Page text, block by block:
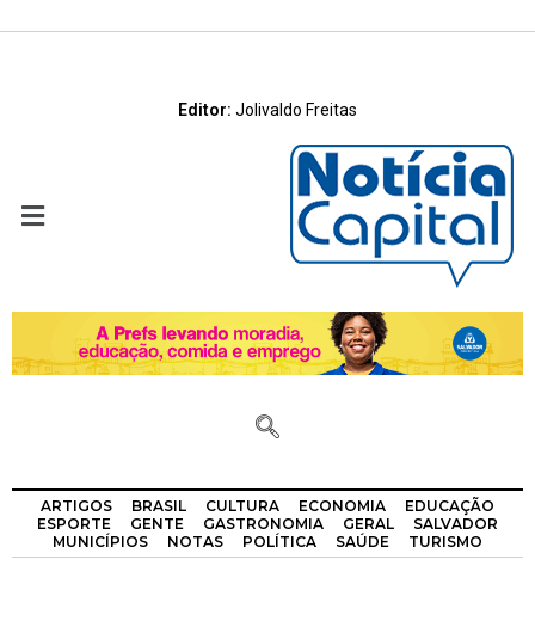
Editor: Jolivaldo Freitas
ARTIGOS BRASIL CULTURA ECONOMIA
EDUCAÇÃO
ESPORTE
GENTE GASTRONOMIA GERAL
SALVADOR
MUNICÍPIOS
NOTAS POLÍTICA SAÚDE TURISMO